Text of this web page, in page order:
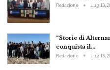
Redazione Lug 13,
“Storie di
conquista il…
Redazione Lug 13,